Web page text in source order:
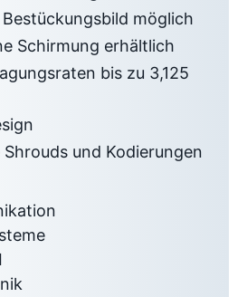
möglich
Schirmung erhältlich
bis zu 3,125
und Kodierungen